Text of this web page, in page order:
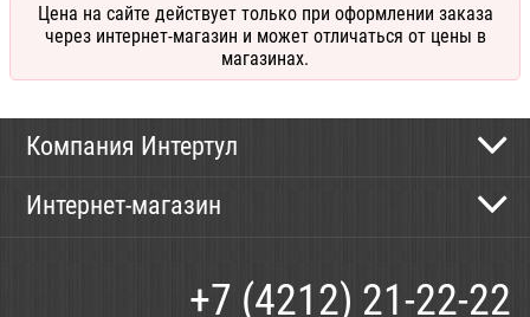
Цена на сайте действует только при оформлении заказа
через интернет-магазин и может отличаться от цены в
магазинах.
Компания Интертул
Новости
Интернет-магазин
+7 (4212) 21-22-22